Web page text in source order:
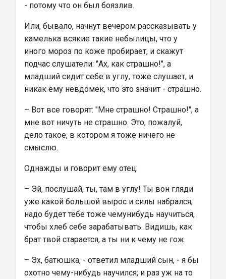
- потому что он был боязлив.
Или, бывало, начнут вечером рассказывать у
камелька всякие такие небылицы, что у
иного мороз по коже пробирает, и скажут
подчас слушатели: "Ах, как страшно!", а
младший сидит себе в углу, тоже слушает, и
никак ему невдомек, что это значит - страшно.
– Вот все говорят: "Мне страшно! Страшно!", а
мне вот ничуть не страшно. Это, пожалуй,
дело такое, в котором я тоже ничего не
смыслю.
Однажды и говорит ему отец:
– Эй, послушай, ты, там в углу! Ты вон гляди
уже какой большой вырос и силы набрался,
надо будет тебе тоже чемунибудь научиться,
чтобы хлеб себе зарабатывать. Видишь, как
брат твой старается, а ты ни к чему не гож.
– Эх, батюшка, - ответил младший сын, - я бы
охотно чему-нибудь научился; и раз уж на то